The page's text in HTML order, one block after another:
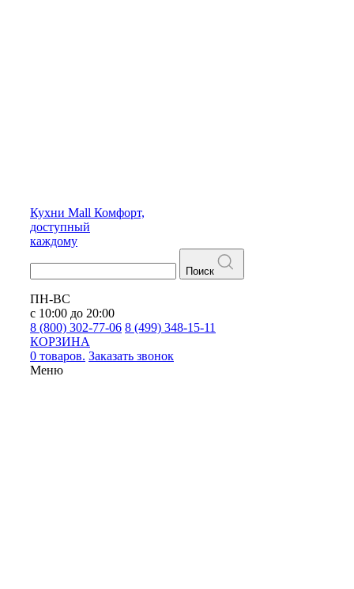
Кухни Mall Комфорт,
доступный
каждому
Поиск
ПН-ВС
с 10:00 до 20:00
8 (800) 302-77-06 8 (499) 348-15-11
КОРЗИНА
0 товаров. Заказать звонок
Меню